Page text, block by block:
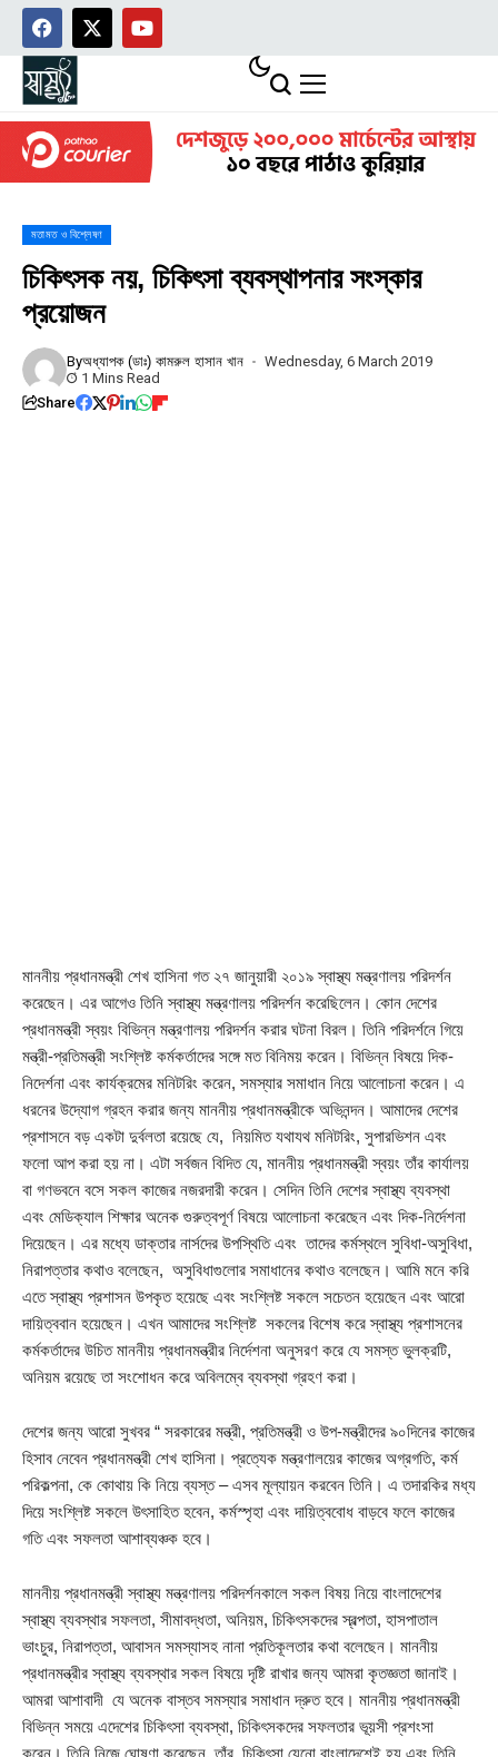
মতামত ও বিশ্লেষণ
চিকিৎসক নয়, চিকিৎসা ব্যবস্থাপনার সংস্কার
প্রয়োজন
Byঅধ্যাপক (ডাঃ) কামরুল হাসান খান
Wednesday, 6 March 2019
1 Mins Read
Share
মাননীয় প্রধানমন্ত্রী শেখ হাসিনা গত ২৭ জানুয়ারী ২০১৯ স্বাস্থ্য মন্ত্রণালয় পরিদর্শন
করেছেন। এর আগেও তিনি স্বাস্থ্য মন্ত্রণালয় পরিদর্শন করেছিলেন। কোন দেশের
প্রধানমন্ত্রী স্বয়ং বিভিন্ন মন্ত্রণালয় পরিদর্শন করার ঘটনা বিরল। তিনি পরিদর্শনে গিয়ে
মন্ত্রী-প্রতিমন্ত্রী সংশ্লিষ্ট কর্মকর্তাদের সঙ্গে মত বিনিময় করেন। বিভিন্ন বিষয়ে দিক-
নিদের্শনা এবং কার্যক্রমের মনিটরিং করেন, সমস্যার সমাধান নিয়ে আলোচনা করেন। এ
ধরনের উদ্যোগ গ্রহন করার জন্য মাননীয় প্রধানমন্ত্রীকে অভিনন্দন। আমাদের দেশের
প্রশাসনে বড় একটা দুর্বলতা রয়েছে যে, নিয়মিত যথাযথ মনিটরিং, সুপারভিশন এবং
ফলো আপ করা হয় না। এটা সর্বজন বিদিত যে, মাননীয় প্রধানমন্ত্রী স্বয়ং তাঁর কার্যালয়
বা গণভবনে বসে সকল কাজের নজরদারী করেন। সেদিন তিনি দেশের স্বাস্থ্য ব্যবস্থা
এবং মেডিক্যাল শিক্ষার অনেক গুরুত্বপূর্ণ বিষয়ে আলোচনা করেছেন এবং দিক-নির্দেশনা
দিয়েছেন। এর মধ্যে ডাক্তার নার্সদের উপস্থিতি এবং তাদের কর্মস্থলে সুবিধা-অসুবিধা,
নিরাপত্তার কথাও বলেছেন, অসুবিধাগুলোর সমাধানের কথাও বলেছেন। আমি মনে করি
এতে স্বাস্থ্য প্রশাসন উপকৃত হয়েছে এবং সংশ্লিষ্ট সকলে সচেতন হয়েছেন এবং আরো
দায়িত্ববান হয়েছেন। এখন আমাদের সংশ্লিষ্ট সকলের বিশেষ করে স্বাস্থ্য প্রশাসনের
কর্মকর্তাদের উচিত মাননীয় প্রধানমন্ত্রীর নির্দেশনা অনুসরণ করে যে সমস্ত ভুলক্রটি,
অনিয়ম রয়েছে তা সংশোধন করে অবিলম্বে ব্যবস্থা গ্রহণ করা।
দেশের জন্য আরো সুখবর “ সরকারের মন্ত্রী, প্রতিমন্ত্রী ও উপ-মন্ত্রীদের ৯০দিনের কাজের
হিসাব নেবেন প্রধানমন্ত্রী শেখ হাসিনা। প্রত্যেক মন্ত্রণালয়ের কাজের অগ্রগতি, কর্ম
পরিকল্পনা, কে কোথায় কি নিয়ে ব্যস্ত – এসব মূল্যায়ন করবেন তিনি। এ তদারকির মধ্য
দিয়ে সংশ্লিষ্ট সকলে উৎসাহিত হবেন, কর্মস্পৃহা এবং দায়িত্ববোধ বাড়বে ফলে কাজের
গতি এবং সফলতা আশাব্যঞ্চক হবে।
মাননীয় প্রধানমন্ত্রী স্বাস্থ্য মন্ত্রণালয় পরিদর্শনকালে সকল বিষয় নিয়ে বাংলাদেশের
স্বাস্থ্য ব্যবস্থার সফলতা, সীমাবদ্ধতা, অনিয়ম, চিকিৎসকদের স্বল্পতা, হাসপাতাল
ভাংচুর, নিরাপত্তা, আবাসন সমস্যাসহ নানা প্রতিকূলতার কথা বলেছেন। মাননীয়
প্রধানমন্ত্রীর স্বাস্থ্য ব্যবস্থার সকল বিষয়ে দৃষ্টি রাখার জন্য আমরা কৃতজ্ঞতা জানাই।
আমরা আশাবাদী যে অনেক বাস্তব সমস্যার সমাধান দ্রুত হবে। মাননীয় প্রধানমন্ত্রী
বিভিন্ন সময়ে এদেশের চিকিৎসা ব্যবস্থা, চিকিৎসকদের সফলতার ভূয়সী প্রশংসা